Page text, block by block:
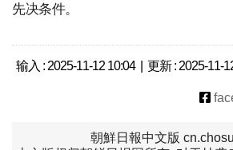
先决条件。
输入 : 2025-11-12 10:04 | 更新 : 2025-11-
朝鮮日報中文版